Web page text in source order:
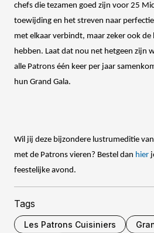
chefs die tezamen goed zijn voor 25
toewijding en het streven naar
met elkaar verbindt, maar zeker ook de
hebben. Laat dat nou net hetgeen zijn
alle Patrons één keer per jaar
hun Grand Gala.
Wil jij deze bijzondere lustrumeditie
met de Patrons vieren? Bestel dan hier
feestelijke avond.
Tags
Les Patrons Cuisiniers